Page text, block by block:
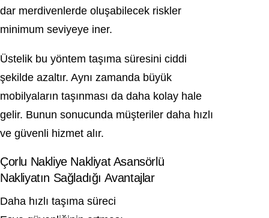
dar merdivenlerde oluşabilecek riskler
minimum seviyeye iner.
Üstelik bu yöntem taşıma süresini ciddi
şekilde azaltır. Aynı zamanda büyük
mobilyaların taşınması da daha kolay hale
gelir. Bunun sonucunda müşteriler daha hızlı
ve güvenli hizmet alır.
Çorlu Nakliye Nakliyat Asansörlü
Nakliyatın Sağladığı Avantajlar
Daha hızlı taşıma süreci